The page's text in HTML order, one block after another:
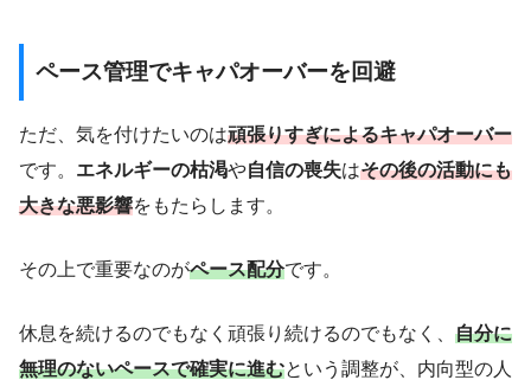
ペース管理でキャパオーバーを回避
ただ、気を付けたいのは頑張りすぎによるキャパオーバー
です。 エネルギーの枯渇や自信の喪失はその後の活動にも
大きな悪影響をもたらします。
その上で重要なのがペース配分です。
休息を続けるのでもなく頑張り続けるのでもなく、 自分に
無理のないペースで確実に進むという調整が、内向型の人